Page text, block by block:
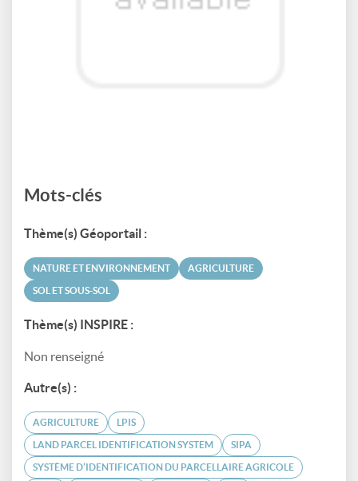
Mots-clés
Thème(s) Géoportail :
NATURE ET ENVIRONNEMENT AGRICULTURE
SOL ET SOUS-SOL
Thème(s) INSPIRE :
Non renseigné
Autre(s) :
AGRICULTURE LPIS
LAND PARCEL IDENTIFICATION SYSTEM SIPA
SYSTÈME D’IDENTIFICATION DU PARCELLAIRE AGRICOLE